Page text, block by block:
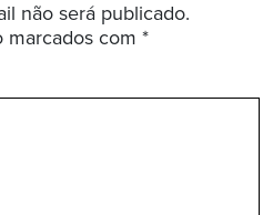
não será publicado.
marcados com *